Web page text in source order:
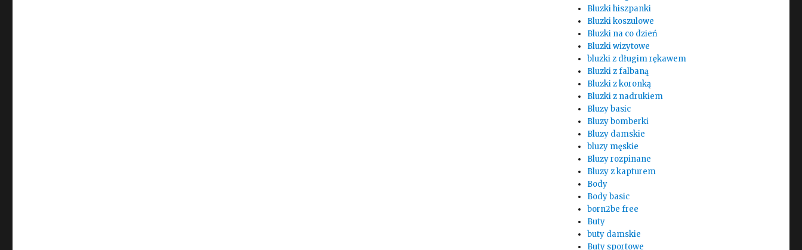
Bluzki hiszpanki
Bluzki koszulowe
Bluzki na co dzień
Bluzki wizytowe
bluzki z długim rękawem
Bluzki z falbaną
Bluzki z koronką
Bluzki z nadrukiem
Bluzy basic
Bluzy bomberki
Bluzy damskie
bluzy męskie
Bluzy rozpinane
Bluzy z kapturem
Body
Body basic
born2be free
Buty
buty damskie
Buty sportowe